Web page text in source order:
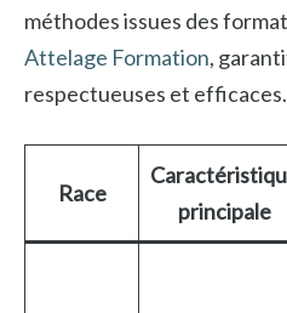
méthodes issues des
Attelage Formation,
respectueuses et efficaces.
Race
principale